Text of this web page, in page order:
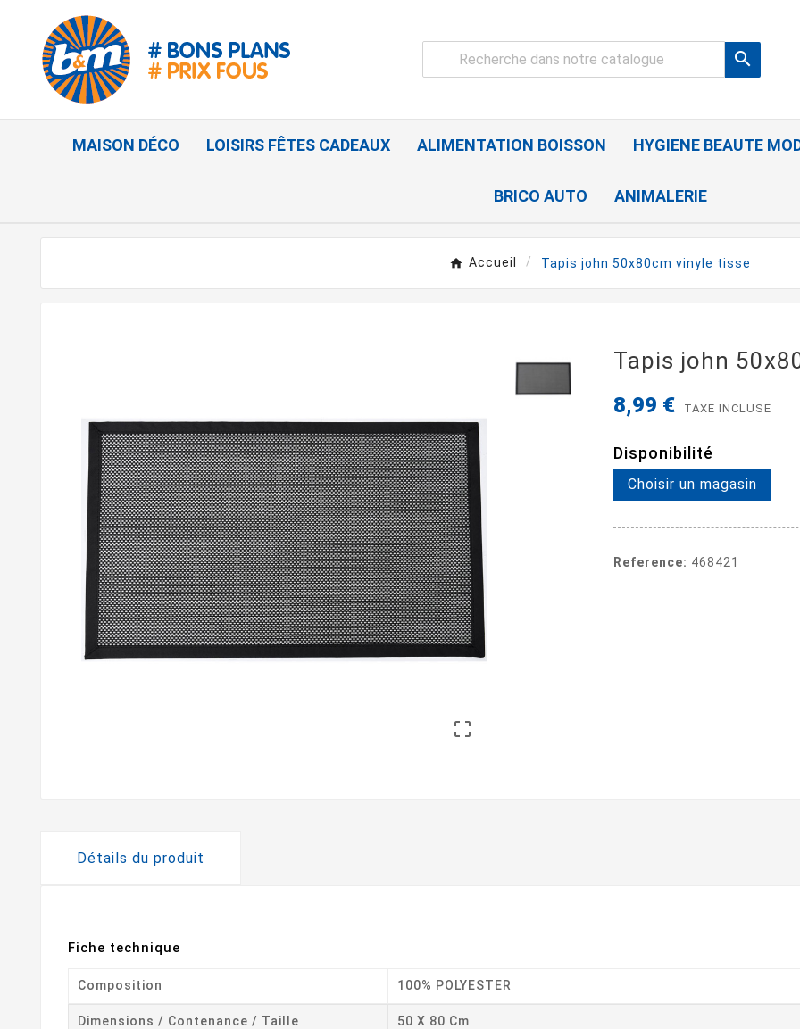

MAISON DÉCO LOISIRS FÊTES CADEAUX ALIMENTATION BOISSON HYGIENE BEAUTE
BRICO AUTO ANIMALERIE
Accueil Tapis john 50x80cm vinyle tisse

Tapis john
8,99 € TAXE INCLUSE
Disponibilité
Choisir un magasin
Reference: 468421
Détails du produit
Fiche technique
Composition 100% POLYESTER
Dimensions / Contenance / Taille 50 X 80 Cm